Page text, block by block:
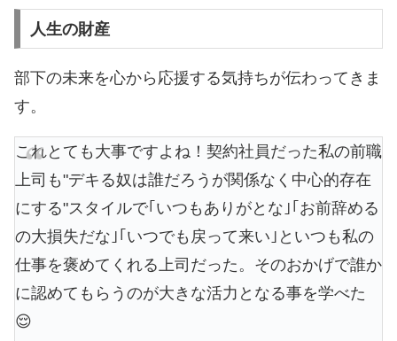
人生の財産
部下の未来を心から応援する気持ちが伝わってきま
す。
これとても大事ですよね！契約社員だった私の前職
上司も"デキる奴は誰だろうが関係なく中心的存在
にする"スタイルで｢いつもありがとな｣｢お前辞める
の大損失だな｣｢いつでも戻って来い｣といつも私の
仕事を褒めてくれる上司だった。そのおかげで誰か
に認めてもらうのが大きな活力となる事を学べた
😌